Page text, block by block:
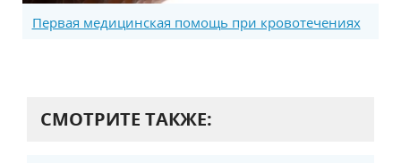
Первая медицинская помощь при кровотечениях
СМОТРИТЕ ТАКЖЕ: